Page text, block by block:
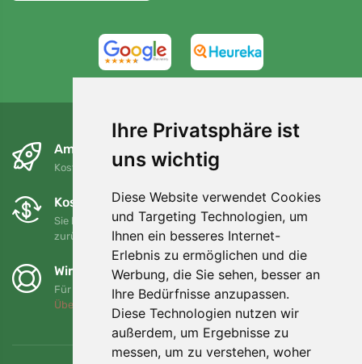
Ihre Privatsphäre ist
uns wichtig
Diese Website verwendet Cookies
und Targeting Technologien, um
Ihnen ein besseres Internet-
Erlebnis zu ermöglichen und die
Werbung, die Sie sehen, besser an
Ihre Bedürfnisse anzupassen.
Diese Technologien nutzen wir
außerdem, um Ergebnisse zu
messen, um zu verstehen, woher
Am nächsten Tag und kostenlos
Kostenloser Versand für Bestellungen über 80 EUR
Kostenloser Umtausch und Rückgabe
Sie können Ihre Bestellung jederzeit innerhalb von 90 Tagen
zurückgeben oder umtauschen.
Wir unterstützen Trees.org
Für jede Bestellung pflanzen wir einen Baum! Mehr lesen
Über uns